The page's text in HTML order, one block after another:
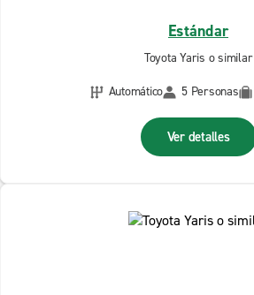
Estándar
Toyota Yaris o similar
Automático
5 Personas
Ver detalles